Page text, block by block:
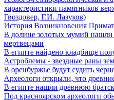
характеристики памятников
Гвоздовер, Г.И. Лазуков)
История Возникновения
В долине золотых мумий нашли
мертвецами
В египте найдено кладбище
Астроблемы - звездные раны
В оренбуржье будут судить
Археологи открыли, что
В египте нашли древнюю
Под красноярском археологи